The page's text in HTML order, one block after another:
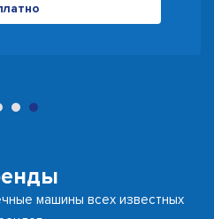
500 руб
машины всех известных